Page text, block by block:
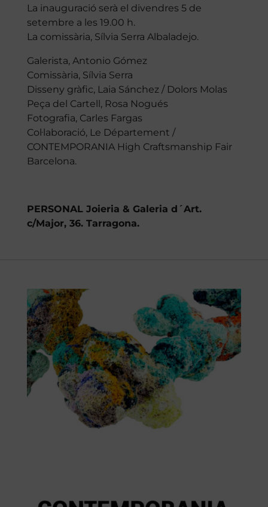
La inauguració serà el divendres 5 de
setembre a les 19.00 h.
La comissària, Sílvia Serra Albaladejo.
Galerista, Antonio Gómez
Comissària, Sílvia Serra
Disseny gràfic, Laia Sánchez / Dolors Molas
Peça del Cartell, Rosa Nogués
Fotografia, Carles Fargas
Col·laboració, Le Département /
CONTEMPORANIA High Craftsmanship Fair
Barcelona.
PERSONAL Joieria & Galeria d´Art.
c/Major, 36. Tarragona.